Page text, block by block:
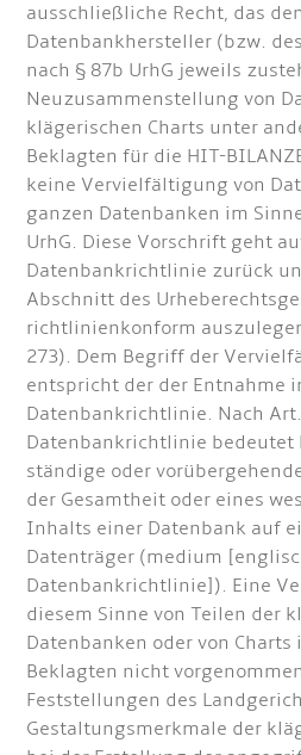
ausschließliche Recht, das
Datenbankhersteller (bzw.
nach § 87b UrhG jeweils
Neuzusammenstellung von
klägerischen Charts unter
Beklagten für die HIT-
keine Vervielfältigung von
ganzen Datenbanken im
UrhG. Diese Vorschrift geht
Datenbankrichtlinie zurück
Abschnitt des
richtlinienkonform
273). Dem Begriff der
entspricht der der Entnahme
Datenbankrichtlinie. Nach
Datenbankrichtlinie bedeutet
ständige oder
der Gesamtheit oder eines
Inhalts einer Datenbank auf
Datenträger (medium
Datenbankrichtlinie]). Eine
diesem Sinne von Teilen der
Datenbanken oder von
Beklagten nicht
Feststellungen des
Gestaltungsmerkmale der